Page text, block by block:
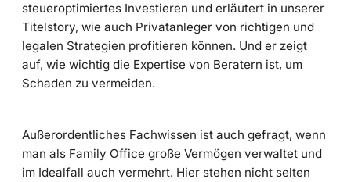
steueroptimiertes Investieren und erläutert in unserer
Titelstory, wie auch Privatanleger von richtigen und
legalen Strategien profitieren können. Und er zeigt
auf, wie wichtig die Expertise von Beratern ist, um
Schaden zu vermeiden.
Außerordentliches Fachwissen ist auch gefragt, wenn
man als Family Office große Vermögen verwaltet und
im Idealfall auch vermehrt. Hier stehen nicht selten